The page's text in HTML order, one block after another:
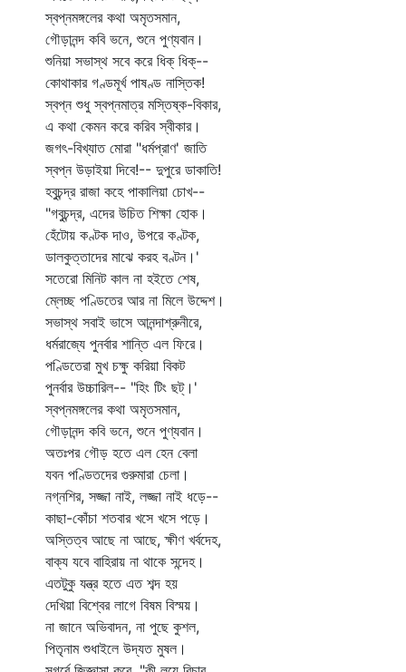
স্বপ্নমঙ্গলের কথা অমৃতসমান,
গৌড়ানন্দ কবি ভনে, শুনে পুণ্যবান।
শুনিয়া সভাস্থ সবে করে ধিক্‌ ধিক্‌--
কোথাকার গণ্ডমূর্খ পাষণ্ড নাস্তিক!
স্বপ্ন শুধু স্বপ্নমাত্র মস্তিষ্ক-বিকার,
এ কথা কেমন করে করিব স্বীকার।
জগৎ-বিখ্যাত মোরা "ধর্মপ্রাণ' জাতি
স্বপ্ন উড়াইয়া দিবে!-- দুপুরে ডাকাতি!
হবুচন্দ্র রাজা কহে পাকালিয়া চোখ--
"গবুচন্দ্র, এদের উচিত শিক্ষা হোক।
হেঁটোয় কণ্টক দাও, উপরে কণ্টক,
ডালকুত্তাদের মাঝে করহ বণ্টন।'
সতেরো মিনিট কাল না হইতে শেষ,
ম্লেচ্ছ পণ্ডিতের আর না মিলে উদ্দেশ।
সভাস্থ সবাই ভাসে আনন্দাশ্রুনীরে,
ধর্মরাজ্যে পুনর্বার শান্তি এল ফিরে।
পণ্ডিতেরা মুখ চক্ষু করিয়া বিকট
পুনর্বার উচ্চারিল-- "হিং টিং ছট্‌।'
স্বপ্নমঙ্গলের কথা অমৃতসমান,
গৌড়ানন্দ কবি ভনে, শুনে পুণ্যবান।
অতঃপর গৌড় হতে এল হেন বেলা
যবন পণ্ডিতদের গুরুমারা চেলা।
নগ্নশির, সজ্জা নাই, লজ্জা নাই ধড়ে--
কাছা-কোঁচা শতবার খসে খসে পড়ে।
অস্তিত্ব আছে না আছে, ক্ষীণ খর্বদেহ,
বাক্য যবে বাহিরায় না থাকে সন্দেহ।
এতটুকু যন্ত্র হতে এত শব্দ হয়
দেখিয়া বিশ্বের লাগে বিষম বিস্ময়।
না জানে অভিবাদন, না পুছে কুশল,
পিতৃনাম শুধাইলে উদ্যত মুষল।